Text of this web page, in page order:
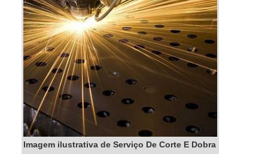
Imagem ilustrativa de Serviço De Corte E Dobra